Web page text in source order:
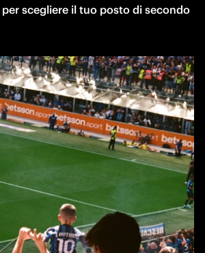
scegliere il tuo posto di secondo